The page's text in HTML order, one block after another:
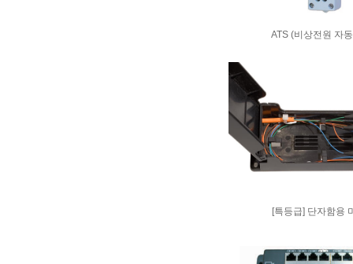
ATS (비상전원 자
[특등급] 단자함용